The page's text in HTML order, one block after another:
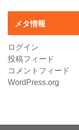
メタ情報
ログイン
投稿フィード
コメントフィード
WordPress.org